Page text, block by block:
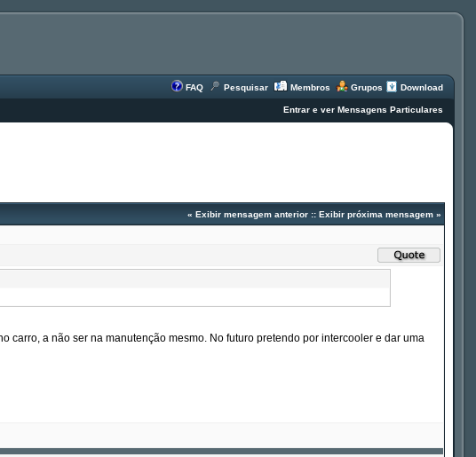
FAQ Pesquisar Membros Grupos Download
Entrar e ver Mensagens Particulares
« Exibir mensagem anterior :: Exibir próxima mensagem »
carro, a não ser na manutenção mesmo. No futuro pretendo por intercooler e dar uma